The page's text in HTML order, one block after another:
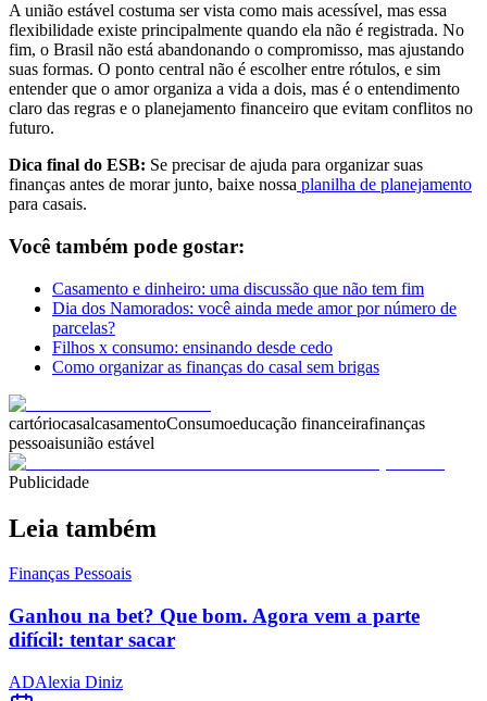
A união estável costuma ser vista como mais acessível, mas essa
flexibilidade existe principalmente quando ela não é registrada. No
fim, o Brasil não está abandonando o compromisso, mas ajustando
suas formas. O ponto central não é escolher entre rótulos, e sim
entender que o amor organiza a vida a dois, mas é o entendimento
claro das regras e o planejamento financeiro que evitam conflitos no
futuro.
Dica final do ESB: Se precisar de ajuda para organizar suas
finanças antes de morar junto, baixe nossa planilha de planejamento
para casais.
Você também pode gostar:
Casamento e dinheiro: uma discussão que não tem fim
Dia dos Namorados: você ainda mede amor por número de
parcelas?
Filhos x consumo: ensinando desde cedo
Como organizar as finanças do casal sem brigas
cartóriocasalcasamentoConsumoeducação financeirafinanças
pessoaisunião estável
Publicidade
Leia também
Finanças Pessoais
Ganhou na bet? Que bom. Agora vem a parte
difícil: tentar sacar
ADAlexia Diniz